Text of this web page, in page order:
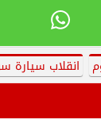
انقلاب سيارة